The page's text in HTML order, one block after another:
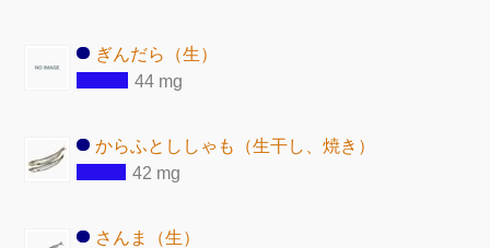
ぎんだら（生）
44 mg
からふとししゃも（生干し、焼き）
42 mg
さんま（生）